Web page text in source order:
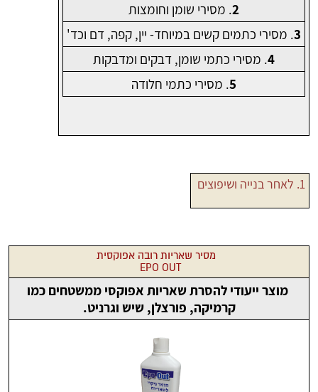
2. מסירי שומן וחומצות
3. מסירי כתמים קשים במיוחד- יין, קפה, דם וכד'
4. מסירי כתמי שומן, דבקים ומדבקות
5. מסירי כתמי חלודה
1. לאחר בנייה ושיפוצים
מסיר שאריות רובה אפוקסית
EPO OUT
מוצר ייעודי להסרת שאריות אפוקסי ממשטחים כמו
קרמיקה, פורצלן, שיש וגרניט.